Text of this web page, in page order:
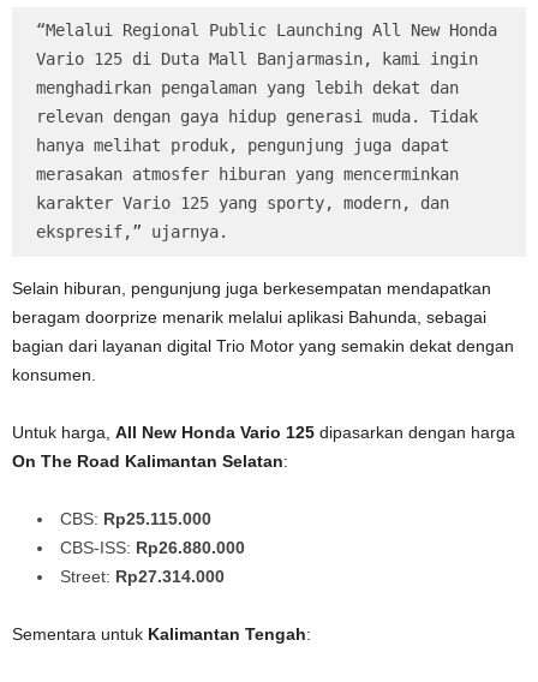
“Melalui Regional Public Launching All New Honda
Vario 125 di Duta Mall Banjarmasin, kami ingin
menghadirkan pengalaman yang lebih dekat dan
relevan dengan gaya hidup generasi muda. Tidak
hanya melihat produk, pengunjung juga dapat
merasakan atmosfer hiburan yang mencerminkan
karakter Vario 125 yang sporty, modern, dan
ekspresif,” ujarnya.
Selain hiburan, pengunjung juga berkesempatan mendapatkan
beragam doorprize menarik melalui aplikasi Bahunda, sebagai
bagian dari layanan digital Trio Motor yang semakin dekat dengan
konsumen.
Untuk harga, All New Honda Vario 125 dipasarkan dengan harga
On The Road Kalimantan Selatan:
CBS: Rp25.115.000
CBS-ISS: Rp26.880.000
Street: Rp27.314.000
Sementara untuk Kalimantan Tengah: